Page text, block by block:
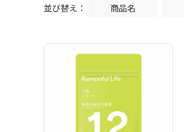
並び替え： 商品名